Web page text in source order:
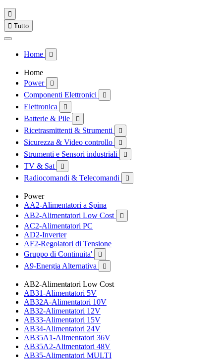

 Tutto
Home 
Home
Power

Componenti Elettronici 
Elettronica 
Batterie & Pile 
Ricetrasmittenti & Strumenti 
Sicurezza & Video controllo 
Strumenti e Sensori industriali 
TV & Sat 
Radiocomandi & Telecomandi 
Power
AA2-Alimentatori a Spina
AB2-Alimentatori Low Cost

AC2-Alimentatori PC
AD2-Inverter
AF2-Regolatori di Tensione
Gruppo di Continuita'

A9-Energia Alternativa 
AB2-Alimentatori Low Cost
AB31-Alimentatori 5V
AB32A-Alimentatori 10V
AB32-Alimentatori 12V
AB33-Alimentatori 15V
AB34-Alimentatori 24V
AB35A1-Alimentatori 36V
AB35A2-Alimentatori 48V
AB35-Alimentatori MULTI